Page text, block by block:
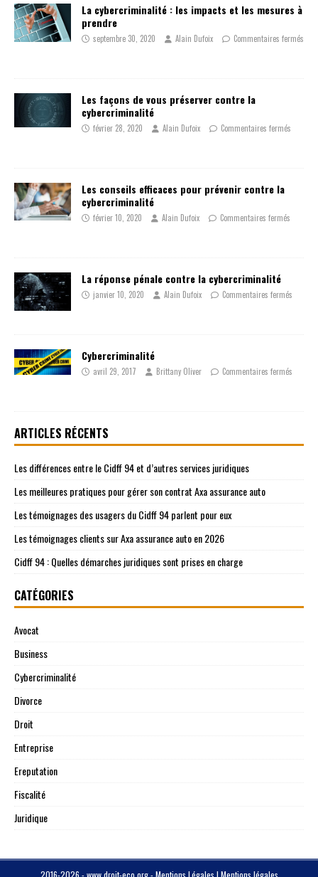
La cybercriminalité : les impacts et les mesures à
prendre
septembre 30, 2020 Alain Dufoix Commentaires fermés
Les façons de vous préserver contre la
cybercriminalité
février 28, 2020 Alain Dufoix Commentaires fermés
Les conseils efficaces pour prévenir contre la
cybercriminalité
février 10, 2020 Alain Dufoix Commentaires fermés
La réponse pénale contre la cybercriminalité
janvier 10, 2020 Alain Dufoix Commentaires fermés
Cybercriminalité
avril 29, 2017 Brittany Oliver Commentaires fermés
ARTICLES RÉCENTS
Les différences entre le Cidff 94 et d’autres services juridiques
Les meilleures pratiques pour gérer son contrat Axa assurance auto
Les témoignages des usagers du Cidff 94 parlent pour eux
Les témoignages clients sur Axa assurance auto en 2026
Cidff 94 : Quelles démarches juridiques sont prises en charge
CATÉGORIES
Avocat
Business
Cybercriminalité
Divorce
Droit
Entreprise
Ereputation
Fiscalité
Juridique